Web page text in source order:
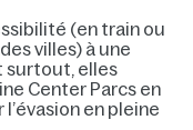
(en train ou
villes) à une
surtout, elles
Center Parcs en
en pleine